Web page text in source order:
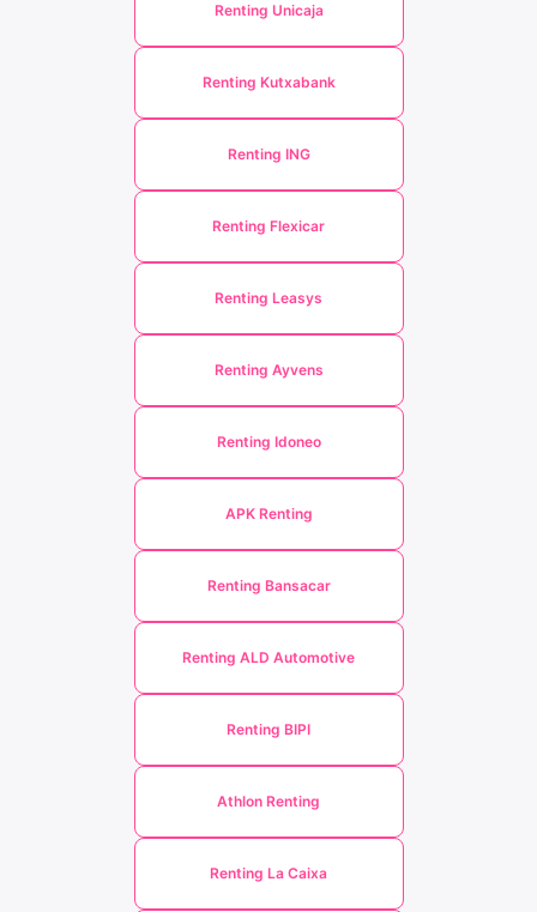
Renting Unicaja
Renting Kutxabank
Renting ING
Renting Flexicar
Renting Leasys
Renting Ayvens
Renting Idoneo
APK Renting
Renting Bansacar
Renting ALD Automotive
Renting BIPI
Athlon Renting
Renting La Caixa